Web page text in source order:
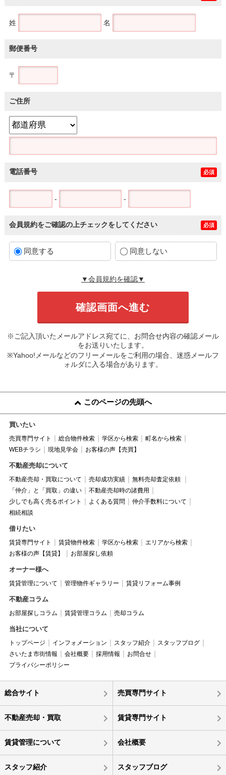
姓 名
郵便番号
〒
ご住所
電話番号 必須
- -
会員規約をご確認の上チェックをしてください 必須
同意する 同意しない
▼会員規約を確認▼
※ご記入頂いたメールアドレス宛てに、お問合せ内容の確認メール
をお送りいたします。
※Yahoo!メールなどのフリーメールをご利用の場合、迷惑メールフ
ォルダに入る場合があります。
このページの先頭へ
買いたい
売買専門サイト 総合物件検索 学区から検索
町名から検索
WEBチラシ
現地見学会 お客様の声【売買】
不動産売却について
不動産売却・買取について 売却成功実績
無料売却査定依頼
「仲介」と「買取」の違い
不動産売却時の諸費用
少しでも高く売るポイント
よくある質問
仲介手数料について
相続相談
借りたい
賃貸専門サイト 賃貸物件検索 学区から検索
エリアから検索
お客様の声【賃貸】
お部屋探し依頼
オーナー様へ
賃貸管理について 管理物件ギャラリー 賃貸リフォーム事例
不動産コラム
お部屋探しコラム 賃貸管理コラム 売却コラム
当社について
トップページ インフォメーション スタッフ紹介
スタッフブログ
さいたま市街情報
会社概要 採用情報
お問合せ
プライバシーポリシー
総合サイト 売買専門サイト
不動産売却・買取 賃貸専門サイト
賃貸管理について 会社概要
スタッフ紹介 スタッフブログ